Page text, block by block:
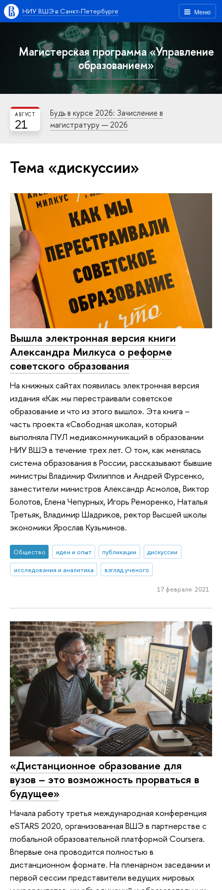
Меню
НИУ ВШЭ в Санкт-Петербурге
Магистерская программа «Управление
образованием»
21
АВГУСТ
Будь в курсе 2026: Зачисление в
магистратуру — 2026
Тема «дискуссии»
Вышла электронная версия книги
Александра Милкуса о реформе
советского образования
На книжных сайтах появилась электронная версия
издания «Как мы перестраивали советское
образование и что из этого вышло». Эта книга –
часть проекта «Свободная школа», который
выполняла ПУЛ медиакоммуникаций в образовании
НИУ ВШЭ в течение трех лет. О том, как менялась
система образования в России, рассказывают бывшие
министры Владимир Филиппов и Андрей Фурсенко,
заместители министров Александр Асмолов, Виктор
Болотов, Елена Чепурных, Игорь Реморенко, Наталья
Третьяк, Владимир Шадриков, ректор Высшей школы
экономики Ярослав Кузьминов.
Общество идеи и опыт публикации
дискуссии
исследования и аналитика
взгляд ученого
17 февраля 2021
«Дистанционное образование для
вузов – это возможность прорваться в
будущее»
Начала работу третья международная конференция
eSTARS 2020, организованная ВШЭ в партнерстве с
глобальной образовательной платформой Coursera.
Впервые она проводится полностью в
дистанционном формате. На пленарном заседании и
первой сессии представители ведущих мировых